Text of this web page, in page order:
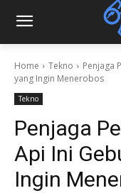
Home Tekno
Penjaga
yang Ingin Menerobos
Tekno
Penjaga
Api Ini
Ingin